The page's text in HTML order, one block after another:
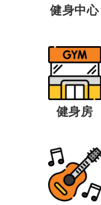
健身中心
健身房